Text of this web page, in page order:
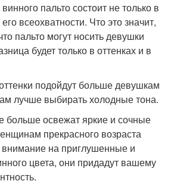
пальто состоит не только в
всеохватности. Что это значит,
пальто могут носить девушки
будет только в оттенках и в
подойдут больше девушкам
лучше выбирать холодные тона.
освежат яркие и сочные
прекрасного возраста
на приглушенные и
цвета, они придадут вашему